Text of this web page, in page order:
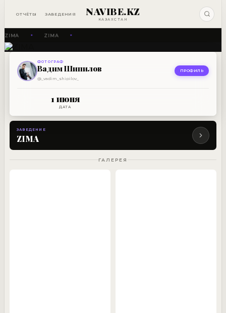
ОТЧЁТЫ ЗАВЕДЕНИЯ NAVIBE.KZ
КАЗАХСТАН
ZIMA ✦ ZIMA ✦
ЗАВЕДЕНИЕ
ZIMA
ФОТОГРАФ
Вадим Шипилов
@_vadim_shipilov_
ПРОФИЛЬ
1 июня
ДАТА
ЗАВЕДЕНИЕ
ZIMA
ГАЛЕРЕЯ